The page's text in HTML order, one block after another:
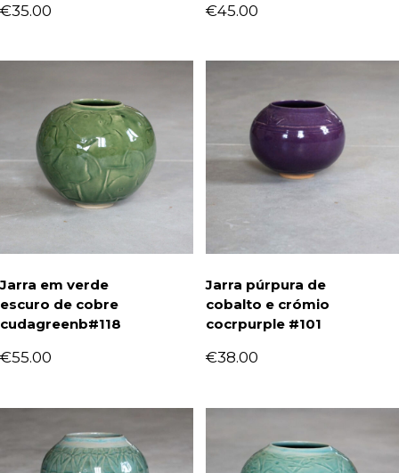
35.00
€ 45.00
€
Jarra em verde
escuro de cobre
cudagreenb#118
55.00
€
Jarra púrpura de
cobalto e crómio
cocrpurple #101
38.00
€